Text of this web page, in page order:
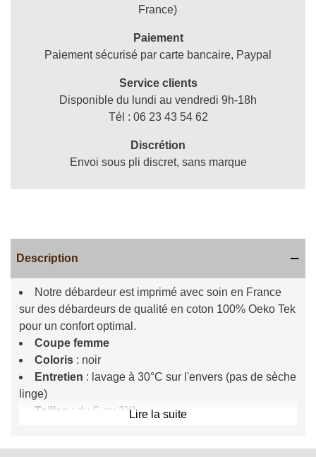
France)
Paiement
Paiement sécurisé par carte bancaire, Paypal
Service clients
Disponible du lundi au vendredi 9h-18h
Tél : 06 23 43 54 62
Discrétion
Envoi sous pli discret, sans marque
Description
Notre débardeur est imprimé avec soin en France
sur des débardeurs de qualité en coton 100% Oeko Tek
pour un confort optimal.
Coupe femme
Coloris : noir
Entretien : lavage à 30°C sur l'envers (pas de sèche
linge)
Tailles : du S au 2XLLire la suite